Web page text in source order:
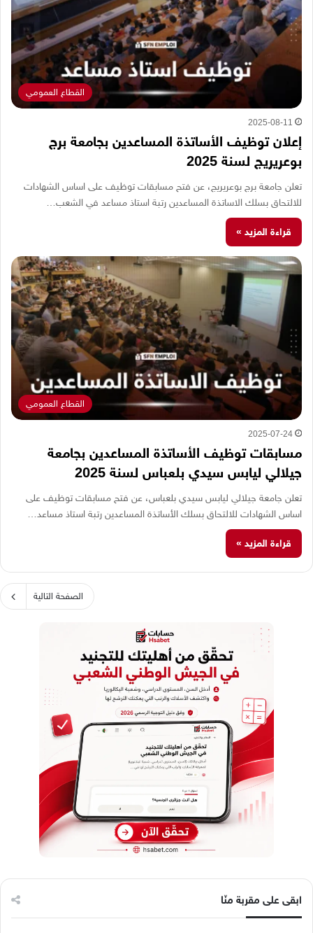
القطاع العمومي
2025-08-11
إعلان توظيف الأساتذة المساعدين بجامعة برج
بوعريريج لسنة 2025
تعلن جامعة برج بوعريريج، عن فتح مسابقات توظيف على اساس الشهادات
للالتحاق بسلك الاساتذة المساعدين رتبة استاذ مساعد في الشعب…
قراءة المزيد »
القطاع العمومي
2025-07-24
مسابقات توظيف الأساتذة المساعدين بجامعة
جيلالي ليابس سيدي بلعباس لسنة 2025
تعلن جامعة جيلالي ليابس سيدي بلعباس، عن فتح مسابقات توظيف على
اساس الشهادات للالتحاق بسلك الأساتذة المساعدين رتبة استاذ مساعد…
قراءة المزيد »
الصفحة التالية
ابقى على مقربة منّا